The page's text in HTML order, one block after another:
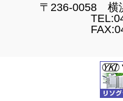
〒236-0058 横